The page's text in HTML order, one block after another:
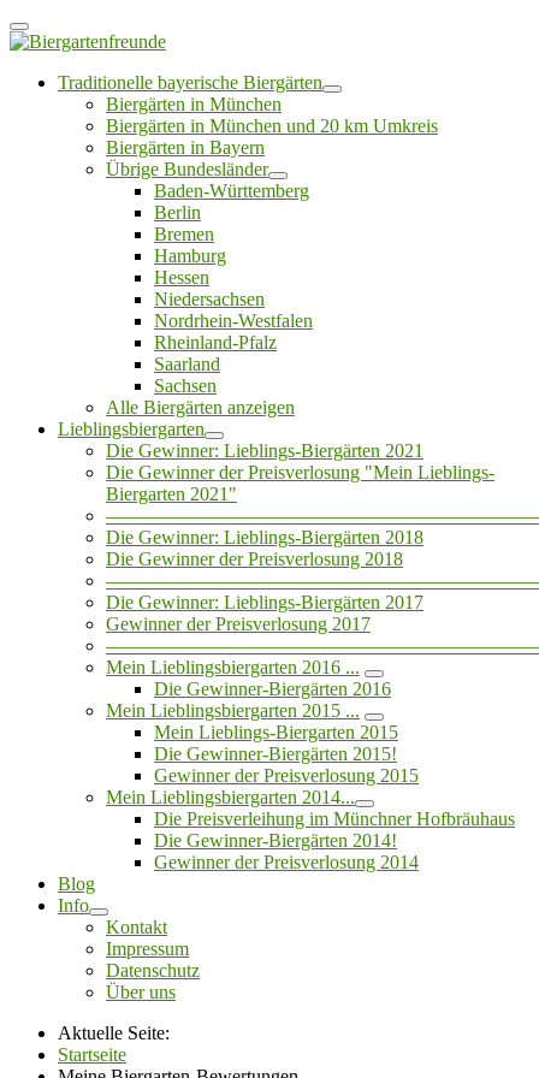
Traditionelle bayerische Biergärten
Biergärten in München
Biergärten in München und 20 km Umkreis
Biergärten in Bayern
Übrige Bundesländer
Baden-Württemberg
Berlin
Bremen
Hamburg
Hessen
Niedersachsen
Nordrhein-Westfalen
Rheinland-Pfalz
Saarland
Sachsen
Alle Biergärten anzeigen
Lieblingsbiergarten
Die Gewinner: Lieblings-Biergärten 2021
Die Gewinner der Preisverlosung "Mein Lieblings-
Biergarten 2021"
Die Gewinner: Lieblings-Biergärten 2018
Die Gewinner der Preisverlosung 2018
Die Gewinner: Lieblings-Biergärten 2017
Gewinner der Preisverlosung 2017
Mein Lieblingsbiergarten 2016 ...
Die Gewinner-Biergärten 2016
Mein Lieblingsbiergarten 2015 ...
Mein Lieblings-Biergarten 2015
Die Gewinner-Biergärten 2015!
Gewinner der Preisverlosung 2015
Mein Lieblingsbiergarten 2014...
Die Preisverleihung im Münchner Hofbräuhaus
Die Gewinner-Biergärten 2014!
Gewinner der Preisverlosung 2014
Blog
Info
Kontakt
Impressum
Datenschutz
Über uns
Aktuelle Seite:
Startseite